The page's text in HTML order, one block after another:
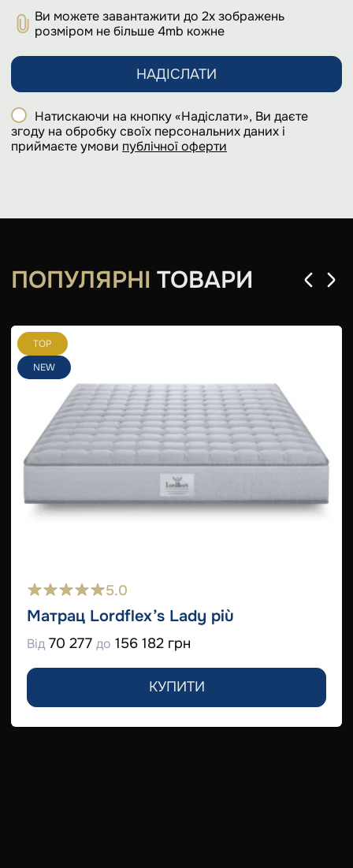
Ви можете завантажити до 2х зображень
розміром не більше 4mb кожне
НАДІСЛАТИ
Натискаючи на кнопку «Надіслати», Ви даєте
згоду на обробку своїх персональних даних і
приймаєте умови публічної оферти
ПОПУЛЯРНІ ТОВАРИ
TOP
NEW
5.0
Матрац Lordflex’s Lady più
Від 70 277 до 156 182 грн
КУПИТИ